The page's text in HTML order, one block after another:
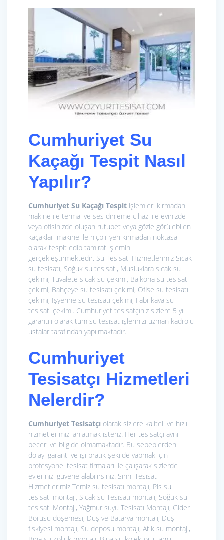
Cumhuriyet Su
Kaçağı Tespit Nasıl
Yapılır?
Cumhuriyet Su Kaçağı Tespit işlemleri kırmadan
makine ile termal ve ses dinleme cihazı ile evinizde
veya ofisinizde oluşan rutubet veya gözle görülebilen
kaçakları makine ile hiçbir yeri kırmadan noktasal
olarak tespit edip tamirat işlemini
gerçekleştirmektedir. Su Tesisatı Hizmetlerimiz Sıcak
su tesisatı, Soğuk su tesisatı, Musluklara sıcak su
çekimi, Tuvalete sıcak su çekimi, Balkona su tesisatı
çekimi, Bahçeye su tesisatı çekimi, Ofise su tesisatı
çekimi, İşyerine su tesisatı çekimi, Fabrikaya su
tesisatı çekimi. Cumhuriyet tesisatçınız sizlere 5 yıl
garantili olarak tüm su tesisat işlerinizi uzman kadrolu
ustalar tarafından yapılmaktadır.
Cumhuriyet
Tesisatçı Hizmetleri
Nelerdir?
Cumhuriyet Tesisatçı olarak sizlere kaliteli ve hızlı
hizmetlerimizi anlatmak isteriz. Her tesisatçı aynı
beceri ve bilgide olmamaktadır. Bu sebeplerden
dolayı garanti ve işi pratik şekilde yapmak için
profesyonel tesisat firmaları ile çalışarak sizlerde
evlerinizi güvene alabilirsiniz. Sıhhi Tesisat
Hizmetlerimiz Temiz su tesisatı montajı, Pis su
tesisatı montajı, Sıcak su Tesisatı montajı, Soğuk su
tesisatı Montajı, Yağmur suyu Tesisatı Montajı, Gider
Borusu döşemesi, Duş ve Batarya montajı, Duş
fıskiyesi montajı, Su deposu montajı, Atık su montajı,